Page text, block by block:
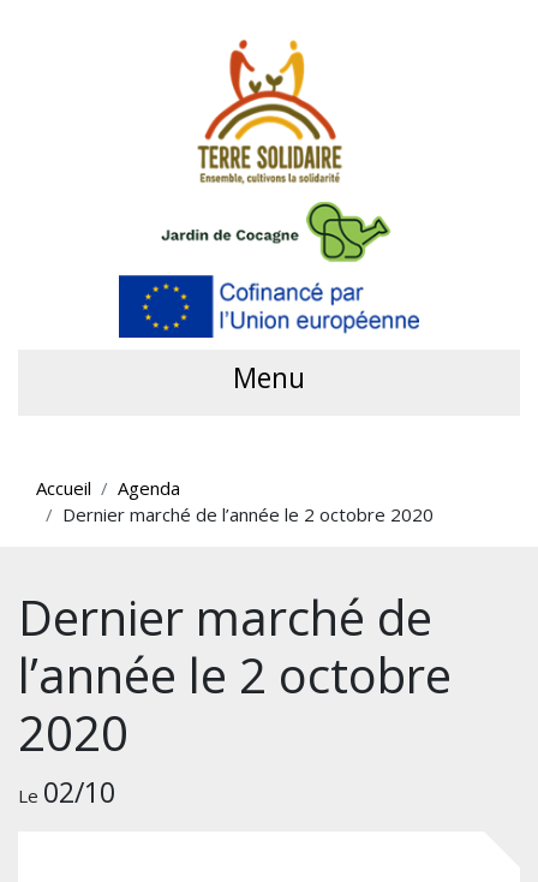
Menu
Accueil
Agenda
Dernier marché de l’année le 2 octobre 2020
Dernier marché de
l’année le 2 octobre
2020
Le 02/10